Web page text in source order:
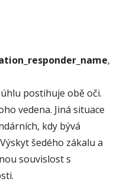
,
postihuje obě oči.
vedena. Jiná situace
kdy bývá
šedého zákalu a
souvislost s